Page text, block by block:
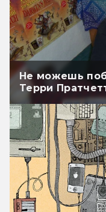
Не можешь
Терри